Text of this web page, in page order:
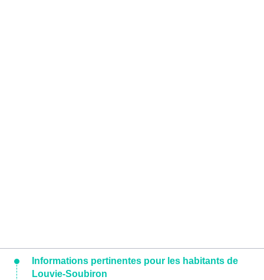
Informations pertinentes pour les habitants de
Louvie-Soubiron